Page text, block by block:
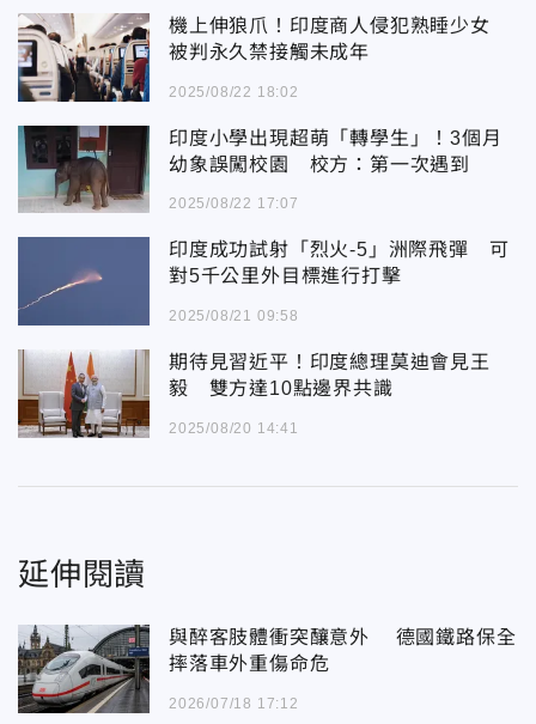
機上伸狼爪！印度商人侵犯熟睡少女
被判永久禁接觸未成年
2025/08/22 18:02
印度小學出現超萌「轉學生」！3個月
幼象誤闖校園 校方：第一次遇到
2025/08/22 17:07
印度成功試射「烈火-5」洲際飛彈 可
對5千公里外目標進行打擊
2025/08/21 09:58
期待見習近平！印度總理莫迪會見王
毅 雙方達10點邊界共識
2025/08/20 14:41
延伸閱讀
與醉客肢體衝突釀意外 德國鐵路保全
摔落車外重傷命危
2026/07/18 17:12